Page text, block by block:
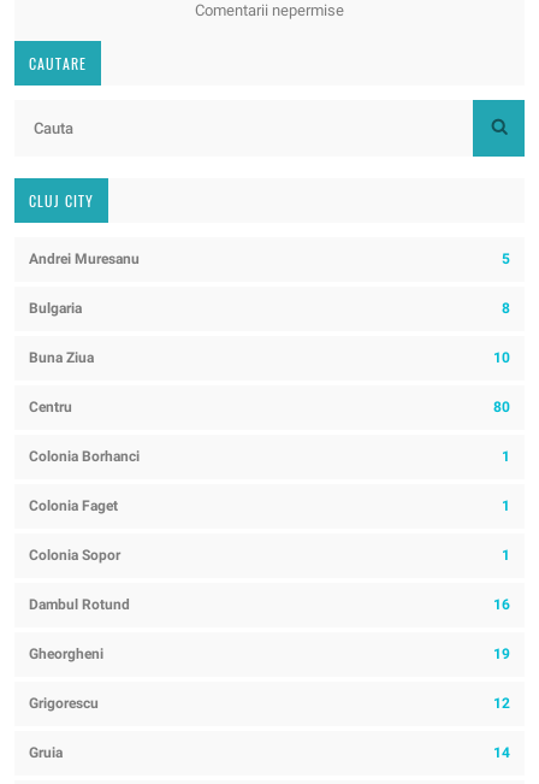
Comentarii nepermise
CAUTARE
CLUJ CITY
Andrei Muresanu 5
Bulgaria 8
Buna Ziua 10
Centru 80
Colonia Borhanci 1
Colonia Faget 1
Colonia Sopor 1
Dambul Rotund 16
Gheorgheni 19
Grigorescu 12
Gruia 14